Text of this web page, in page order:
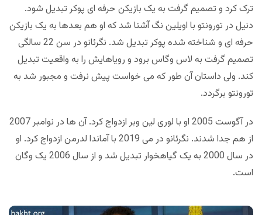
ترک کرد و تصمیم گرفت به یک بازیکن حرفه ای پوکر تبدیل شود.
دنیل در تورونتو با اویلین نگ آشنا شد که او هم بعدها به یک بازیکن
حرفه ای و شناخته شده پوکر تبدیل شد. نگرئانو در سن 22 سالگی
تصمیم گرفت به لاس وگاس برود و رویاهایش را به واقعیت تبدیل
کند. ولی داستان آن طور که می خواست پیش نرفت و مجبور شد به
تورونتو برگردد.
در آگوست 2005 او با لوری لین وبر ازدواج کرد. آن ها در نوامبر 2007
از هم جدا شدند. نگرئانو در می 2019 با آماندا لدرمن ازدواج کرد. او
در سال 2000 به یک گیاهخوار تبدیل شد و از سال 2006 یک وگان
است.